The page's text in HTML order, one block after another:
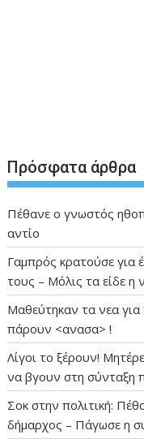
Πρόσφατα άρθρα
Πέθανε ο γνωστός
αντίο
Γαμπρός κρατούσε για
τους – Μόλις τα είδε η
Μαθεύτηκαν τα νεα
πάρουν <ανασα> !
Λίγοι το ξέρουν!
να βγουν στη σύνταξη
Σοκ στην πολιτική:
δήμαρχος – Πάγωσε η